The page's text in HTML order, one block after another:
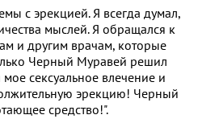
с эрекцией. Я всегда думал,
мыслей. Я обращался к
и другим врачам, которые
Черный Муравей решил
сексуальное влечение и
эрекцию! Черный
средство!".